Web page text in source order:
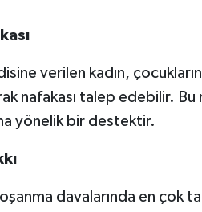
verilen kadın,
nafakası talep edebilir. Bu
yönelik bir destektir.
davalarında en çok